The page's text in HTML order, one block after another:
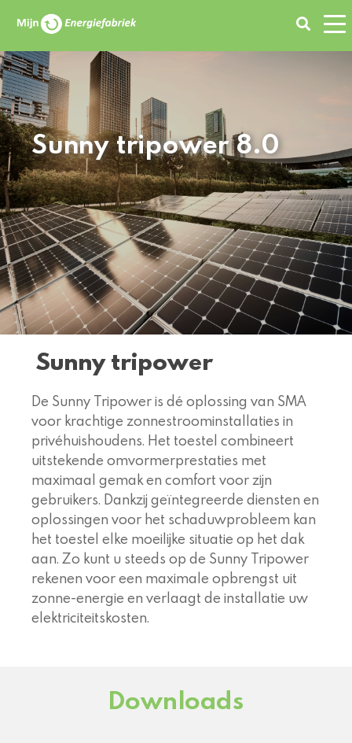
Sunny tripower 8.0
Sunny tripower
De Sunny Tripower is dé oplossing van SMA
voor krachtige zonnestroominstallaties in
privéhuishoudens. Het toestel combineert
uitstekende omvormerprestaties met
maximaal gemak en comfort voor zijn
gebruikers. Dankzij geïntegreerde diensten en
oplossingen voor het schaduwprobleem kan
het toestel elke moeilijke situatie op het dak
aan. Zo kunt u steeds op de Sunny Tripower
rekenen voor een maximale opbrengst uit
zonne-energie en verlaagt de installatie uw
elektriciteitskosten.
Downloads